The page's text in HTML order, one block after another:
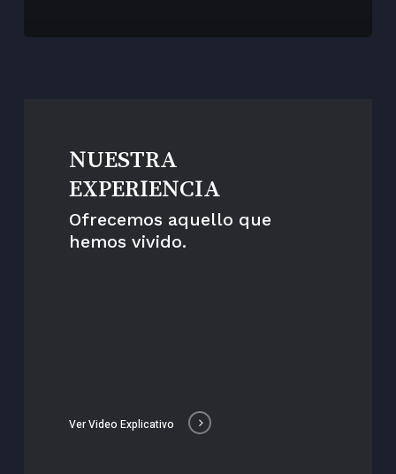
NUESTRA
EXPERIENCIA
Ofrecemos aquello que
hemos vivido.
Ver Video Explicativo